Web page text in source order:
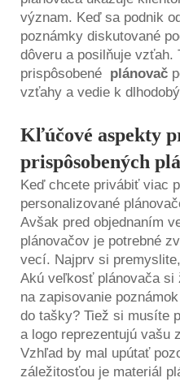
význam. Keď sa podnik
poznámky diskutované
dôveru a posilňuje vzťah.
prispôsobené plánovač
vzťahy a vedie k
Kľúčové aspekty
prispôsobených
Keď chcete privábiť viac
personalizované
Avšak pred objednaním
plánovačov je potrebné
vecí. Najprv si
Akú veľkosť plánovača si
na zapisovanie
do tašky? Tiež si musíte
a logo reprezentujú vašu
Vzhľad by mal upútať
záležitosťou je materiál